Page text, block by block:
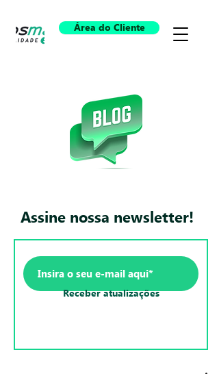
Área do Cliente
Assine nossa newsletter!
Receber atualizações